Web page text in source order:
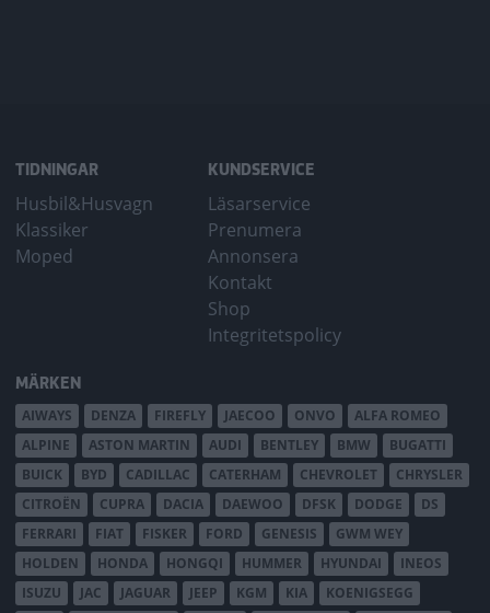
TIDNINGAR
Husbil&Husvagn
Klassiker
Moped
KUNDSERVICE
Läsarservice
Prenumera
Annonsera
Kontakt
Shop
Integritetspolicy
MÄRKEN
AIWAYS DENZA FIREFLY JAECOO ONVO
ALFA ROMEO
ALPINE
ASTON MARTIN AUDI BENTLEY BMW
BUGATTI
BUICK
BYD CADILLAC CATERHAM CHEVROLET
CHRYSLER
CITROËN
CUPRA DACIA DAEWOO DFSK DODGE
DS
FERRARI
FIAT FISKER FORD GENESIS
GWM WEY
HOLDEN
HONDA HONGQI HUMMER HYUNDAI
INEOS
ISUZU
JAC JAGUAR JEEP KGM KIA KOENIGSEGG